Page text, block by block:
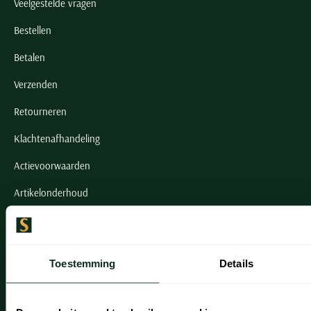
Toestemming Details
Veelgestelde vragen
Bestellen
Betalen
Verzenden
Retourneren
Klachtenafhandeling
Actievoorwaarden
Artikelonderhoud
Onze winkels
Onze winkels